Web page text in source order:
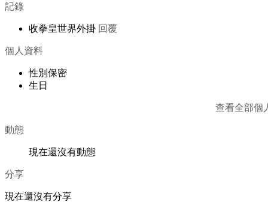
記錄
收拳皇世界外掛 回覆
個人資料
性別 保密
生日
查看全部個
動態
現在還沒有動態
分享
現在還沒有分享